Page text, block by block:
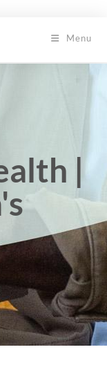
Menu
|